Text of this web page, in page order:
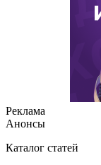
Реклама
Анонсы
Каталог статей